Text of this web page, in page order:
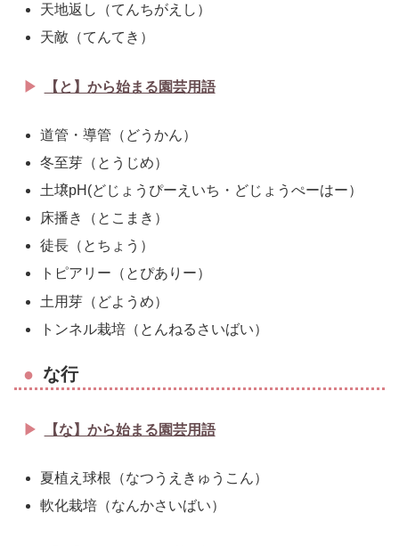
天地返し（てんちがえし）
天敵（てんてき）
【と】から始まる園芸用語
道管・導管（どうかん）
冬至芽（とうじめ）
土壌pH(どじょうぴーえいち・どじょうぺーはー）
床播き（とこまき）
徒長（とちょう）
トピアリー（とぴありー）
土用芽（どようめ）
トンネル栽培（とんねるさいばい）
な行
【な】から始まる園芸用語
夏植え球根（なつうえきゅうこん）
軟化栽培（なんかさいばい）